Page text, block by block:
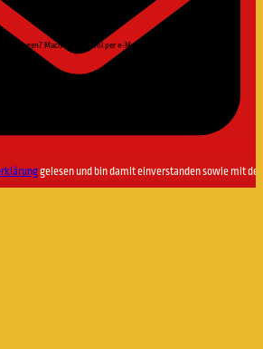
Mach's oldschool per e-Mail!
gelesen und bin damit einverstanden sowie mit